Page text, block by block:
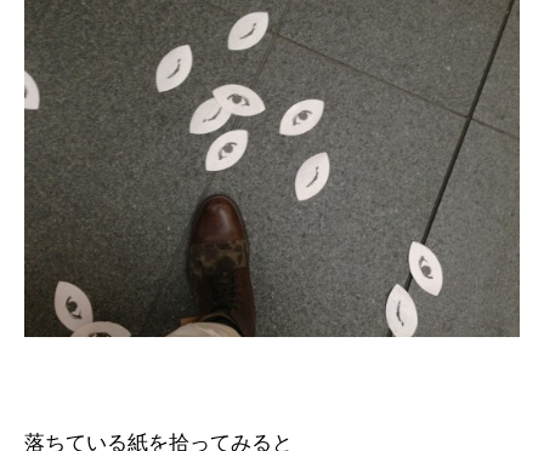
落ちている紙を拾ってみると